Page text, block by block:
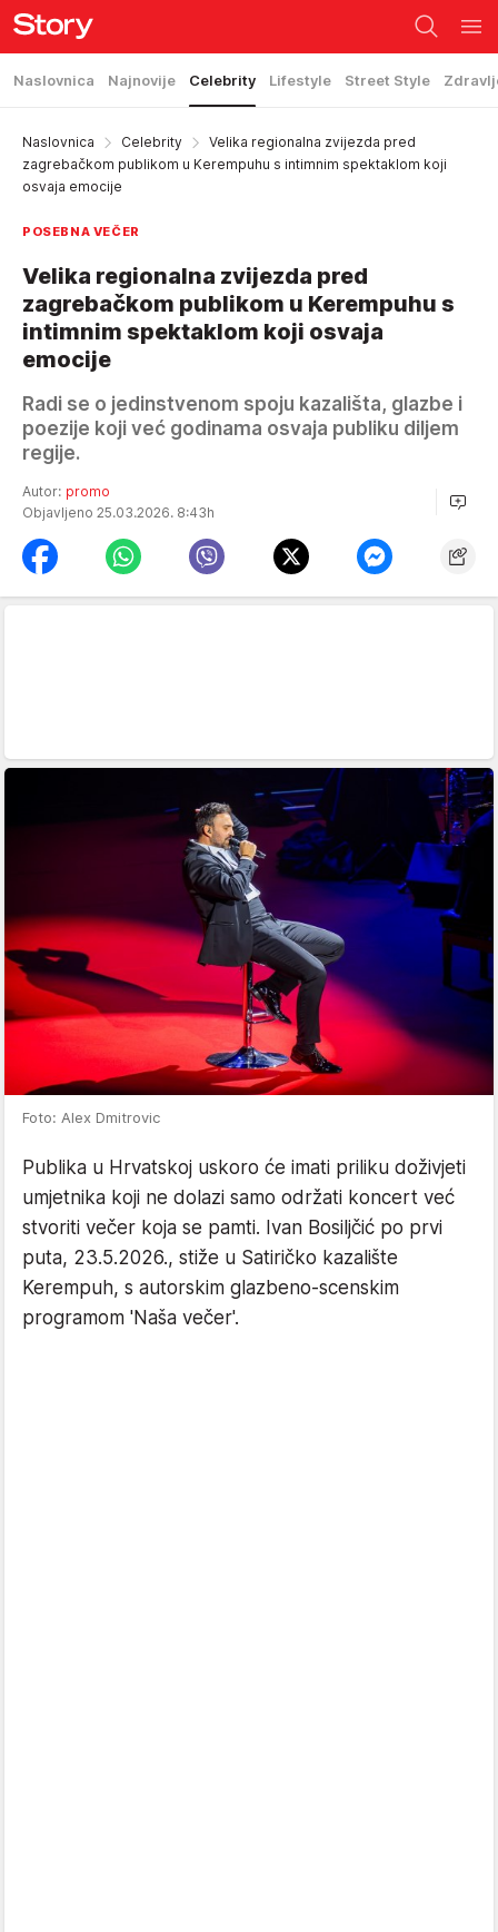
Naslovnica Najnovije Celebrity Lifestyle Street Style
Naslovnica Celebrity
Velika regionalna zvijezda pred
zagrebačkom publikom u Kerempuhu s intimnim spektaklom koji
osvaja emocije
POSEBNA VEČER
Velika regionalna zvijezda pred
zagrebačkom publikom u Kerempuhu s
intimnim spektaklom koji osvaja
emocije
Radi se o jedinstvenom spoju kazališta, glazbe i
poezije koji već godinama osvaja publiku diljem
regije.
Autor: promo
Objavljeno 25.03.2026. 8:43h
Foto: Alex Dmitrovic
Publika u Hrvatskoj uskoro će imati priliku doživjeti
umjetnika koji ne dolazi samo održati koncert već
stvoriti večer koja se pamti. Ivan Bosiljčić po prvi
puta, 23.5.2026., stiže u Satiričko kazalište
Kerempuh, s autorskim glazbeno-scenskim
programom 'Naša večer'.